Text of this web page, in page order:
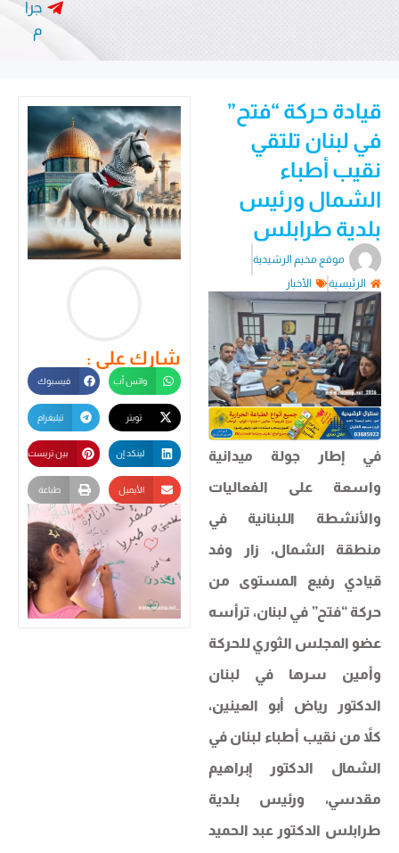
جرا
م
قيادة حركة “فتح”
في لبنان تلتقي
نقيب أطباء
الشمال ورئيس
بلدية طرابلس
موقع مخيم الرشيدية
الرئيسية
الأخبار
في إطار جولة ميدانية
واسعة على الفعاليات
والأنشطة اللبنانية في
منطقة الشمال، زار وفد
قيادي رفيع المستوى من
حركة “فتح” في لبنان، ترأسه
عضو المجلس الثوري للحركة
وأمين سرها في لبنان
الدكتور رياض أبو العينين،
كلاً من نقيب أطباء لبنان في
الشمال الدكتور إبراهيم
مقدسي، ورئيس بلدية
طرابلس الدكتور عبد الحميد
شارك على :
واتس أب فيسبوك
تيليغرام
لينكد إن بين تريست
الأيميل طباعة